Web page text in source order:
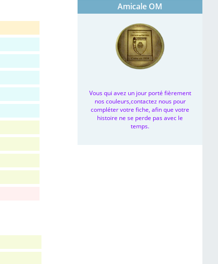
Amicale OM
Vous qui avez un jour porté fièrement
nos couleurs,contactez nous pour
compléter votre fiche, afin que votre
histoire ne se perde pas avec le
temps.